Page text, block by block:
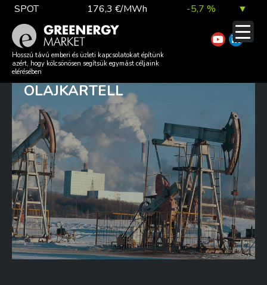
Skip
content
SPOT 176,3 €/MWh -5,7 % ▼
TTF DA 55,4 €/MWh -3,9 % ▼
EUA 81,4 €/t
DAX index 26 202,35 0,8 % ▲
EUR árfolyam 363,84 Ft 0,1 % ▲
Hosszú távú emberi és üzleti kapcsolatokat építünk
azért, hogy kölcsönösen segítsük egymást céljaink
elérésében
MEGEMELTE KERESLETI
ELŐREJELZÉSÉT AZ
OLAJKARTELL